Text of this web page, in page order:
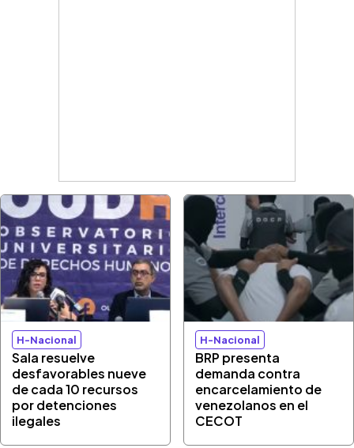
H-Nacional
Sala resuelve
desfavorables nueve
de cada 10 recursos
por detenciones
ilegales
H-Nacional
BRP presenta
demanda contra
encarcelamiento de
venezolanos en el
CECOT